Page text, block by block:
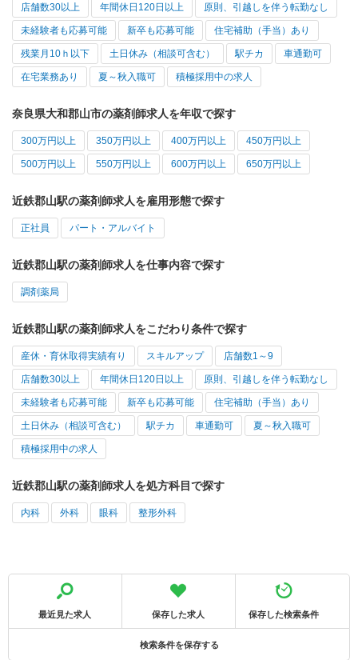
店舗数30以上 年間休日120日以上 原則、引越しを伴う転勤なし
未経験者も応募可能 新卒も応募可能 住宅補助（手当）あり
残業月10ｈ以下 土日休み（相談可含む） 駅チカ 車通勤可
在宅業務あり 夏～秋入職可 積極採用中の求人
奈良県大和郡山市の薬剤師求人を年収で探す
300万円以上 350万円以上 400万円以上 450万円以上
500万円以上 550万円以上 600万円以上 650万円以上
近鉄郡山駅の薬剤師求人を雇用形態で探す
正社員 パート・アルバイト
近鉄郡山駅の薬剤師求人を仕事内容で探す
調剤薬局
近鉄郡山駅の薬剤師求人をこだわり条件で探す
産休・育休取得実績有り スキルアップ 店舗数1～9
店舗数30以上 年間休日120日以上 原則、引越しを伴う転勤なし
未経験者も応募可能 新卒も応募可能 住宅補助（手当）あり
土日休み（相談可含む） 駅チカ 車通勤可 夏～秋入職可
積極採用中の求人
近鉄郡山駅の薬剤師求人を処方科目で探す
内科 外科 眼科 整形外科
最近見た求人 保存した求人 保存した検索条件
検索条件を保存する